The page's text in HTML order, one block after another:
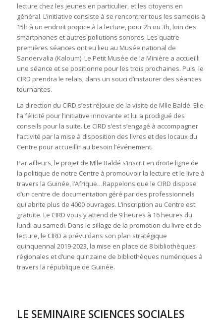
lecture chez les jeunes en particulier, et les citoyens en
général. L’initiative consiste à se rencontrer tous les samedis à
15h à un endroit propice à la lecture, pour 2h ou 3h, loin des
smartphones et autres pollutions sonores. Les quatre
premières séances ont eu lieu au Musée national de
Sandervalia (Kaloum). Le Petit Musée de la Minière a accueilli
une séance et se positionne pour les trois prochaines. Puis, le
CIRD prendra le relais, dans un souci d’instaurer des séances
tournantes.
La direction du CIRD s’est réjouie de la visite de Mlle Baldé. Elle
l’a félicité pour l’initiative innovante et lui a prodigué des
conseils pour la suite. Le CIRD s’est s’engagé à accompagner
l’activité par la mise à disposition des livres et des locaux du
Centre pour accueillir au besoin l’événement.
Par ailleurs, le projet de Mlle Baldé s’inscrit en droite ligne de
la politique de notre Centre à promouvoir la lecture et le livre à
travers la Guinée, l’Afrique…Rappelons que le CIRD dispose
d’un centre de documentation géré par des professionnels
qui abrite plus de 4000 ouvrages. L’inscription au Centre est
gratuite. Le CIRD vous y attend de 9 heures à 16 heures du
lundi au samedi. Dans le sillage de la promotion du livre et de
lecture, le CIRD a prévu dans son plan stratégique
quinquennal 2019-2023, la mise en place de 8 bibliothèques
régionales et d’une quinzaine de bibliothèques numériques à
travers la république de Guinée.
LE SEMINAIRE SCIENCES SOCIALES